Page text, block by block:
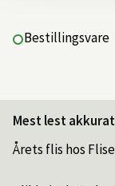
Bestillingsvare
Mest lest
Årets flis hos